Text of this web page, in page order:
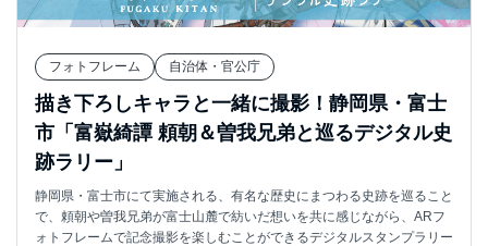
フォトフレーム 自治体・官公庁
描き下ろしキャラと一緒に撮影！静岡県・富士
市「富嶽綺譚 頼朝＆曽我兄弟と巡るデジタル史
跡ラリー」
静岡県・富士市にて実施される、有名な歴史にまつわる史跡を巡ること
で、頼朝や曽我兄弟が富士山麓で紡いだ想いを共に感じながら、ARフ
ォトフレームで記念撮影を楽しむことができるデジタルスタンプラリー